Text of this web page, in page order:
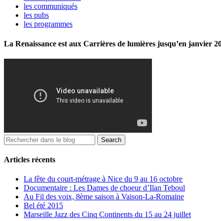
les communiqués
les pubs
les programmes
La Renaissance est aux Carrières de lumières jusqu’en janvier
Articles récents
La fête du court-métrage à Nice du 9 au 16 octobre
Documentaire : Les Dames de choeur d’Ilan Teboul
Au Fil des voix, 8ème saison à Vaison-La-Romaine
Bel été 2015
Marseille Jazz des Cinq Continents du 15 au 24 juillet